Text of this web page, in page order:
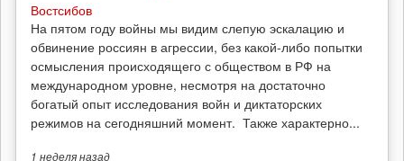
Востсибов
На пятом году войны мы видим слепую эскалацию и
обвинение россиян в агрессии, без какой-либо попытки
осмысления происходящего с обществом в РФ на
международном уровне, несмотря на достаточно
богатый опыт исследования войн и диктаторских
режимов на сегодняшний момент. Также характерно...
1 неделяназад